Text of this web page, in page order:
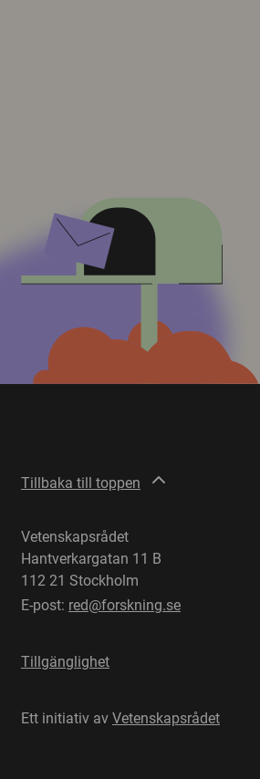
Tillbaka till toppen
Vetenskapsrådet
Hantverkargatan 11 B
112 21 Stockholm
E-post: red@forskning.se
Tillgänglighet
Ett initiativ av Vetenskapsrådet